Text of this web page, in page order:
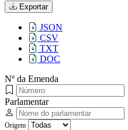
Exportar
JSON
CSV
TXT
DOC
Nº da Emenda
Parlamentar
Origem